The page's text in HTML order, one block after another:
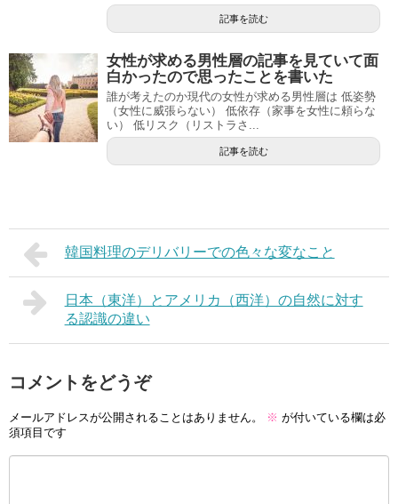
記事を読む
女性が求める男性層の記事を見ていて面
白かったので思ったことを書いた
誰が考えたのか現代の女性が求める男性層は 低姿勢
（女性に威張らない） 低依存（家事を女性に頼らな
い） 低リスク（リストラさ...
記事を読む
韓国料理のデリバリーでの色々な変なこと
日本（東洋）とアメリカ（西洋）の自然に対す
る認識の違い
コメントをどうぞ
メールアドレスが公開されることはありません。 ※ が付いている欄は必
須項目です